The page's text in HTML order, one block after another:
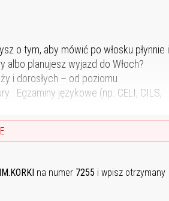
o tym, aby mówić po włosku płynnie i
planujesz wyjazd do Włoch?
i dorosłych – od poziomu
Egzaminy językowe (np. CELI, CILS,
na numer 7255 i wpisz otrzymany